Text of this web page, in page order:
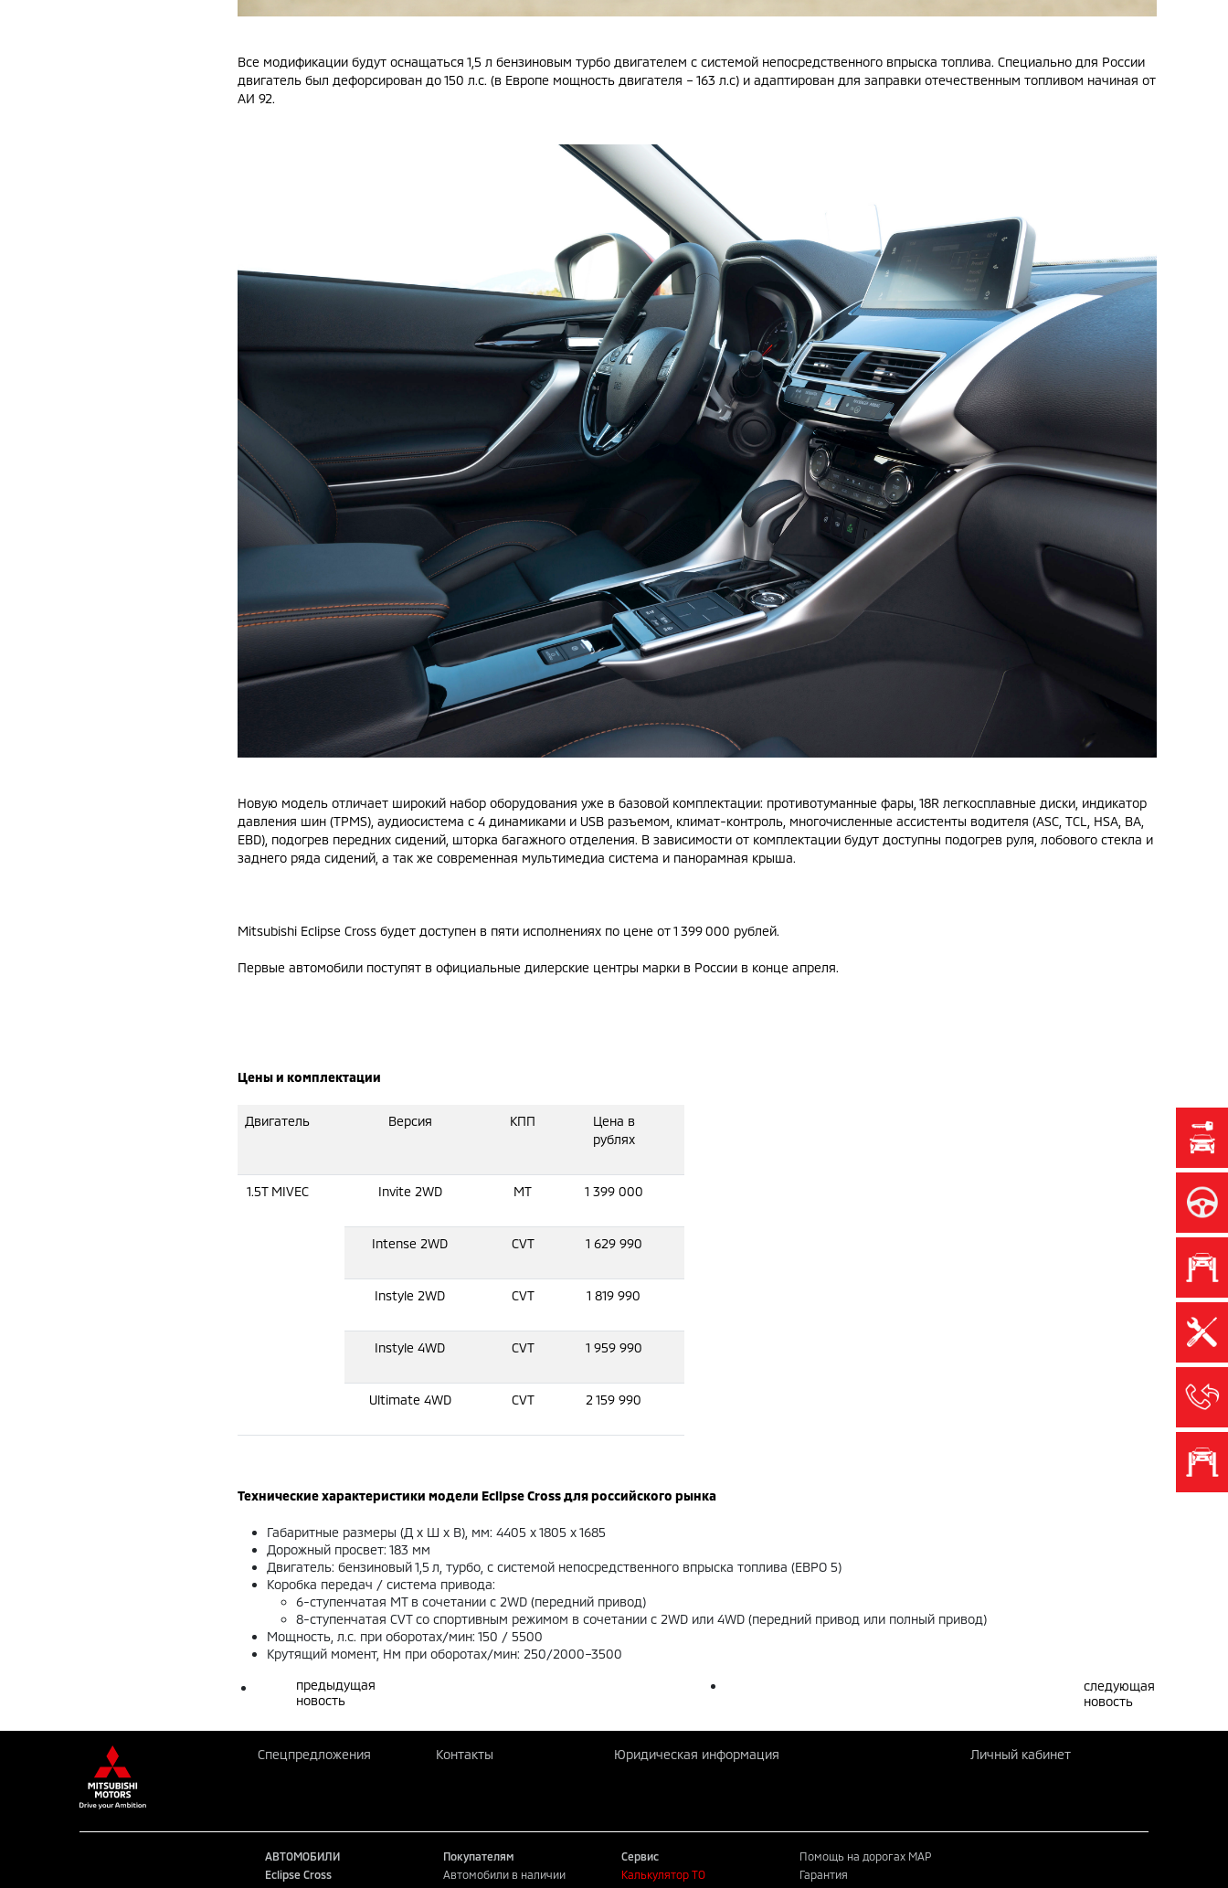
Все модификации будут оснащаться 1,5 л бензиновым турбо двигателем с системой непосредственного впрыска топлива. Специально для России
двигатель был дефорсирован до 150 л.с. (в Европе мощность двигателя – 163 л.с) и адаптирован для заправки отечественным топливом начиная от
АИ 92.
Новую модель отличает широкий набор оборудования уже в базовой комплектации: противотуманные фары, 18R легкосплавные диски, индикатор
давления шин (TPMS), аудиосистема с 4 динамиками и USB разъемом, климат-контроль, многочисленные ассистенты водителя (ASC, TCL, HSA, BA,
EBD), подогрев передних сидений, шторка багажного отделения. В зависимости от комплектации будут доступны подогрев руля, лобового стекла и
заднего ряда сидений, а так же современная мультимедиа система и панорамная крыша.
Mitsubishi Eclipse Cross будет доступен в пяти исполнениях по цене от 1 399 000 рублей.
Первые автомобили поступят в официальные дилерские центры марки в России в конце апреля.
Цены и комплектации
Двигатель Версия КПП
Цена в
рублях
1.5T MIVEC Invite 2WD MT 1 399 000
Intense 2WD CVT 1 629 990
Instyle 2WD CVT 1 819 990
Instyle 4WD CVT 1 959 990
Ultimate 4WD CVT 2 159 990
Технические характеристики модели EclipseCrossдля российского рынка
Габаритные размеры (Д х Ш х В), мм: 4405 x 1805 x 1685
Дорожный просвет: 183 мм
Двигатель: бензиновый 1,5 л, турбо, с системой непосредственного впрыска топлива (ЕВРО 5)
Коробка передач / система привода:
6-ступенчатая MT в сочетании с 2WD (передний привод)
8-ступенчатая CVT со спортивным режимом в сочетании с 2WD или 4WD (передний привод или полный привод)
Мощность, л.с. при оборотах/мин: 150 / 5500
Крутящий момент, Нм при оборотах/мин: 250/2000–3500
предыдущая
новость
следующая
новость
Спецпредложения Контакты Юридическая информация Личный кабинет
АВТОМОБИЛИ
Eclipse Cross
Покупателям
Автомобили в наличии
Сервис
Калькулятор ТО
Помощь на дорогах MAP
Гарантия